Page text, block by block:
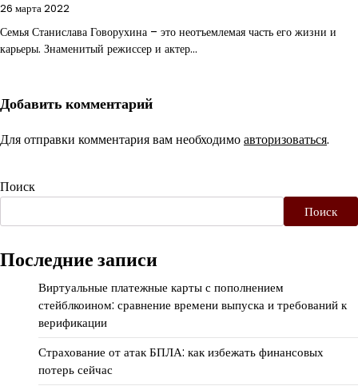
26 марта 2022
Семья Станислава Говорухина – это неотъемлемая часть его жизни и
карьеры. Знаменитый режиссер и актер…
Добавить комментарий
Для отправки комментария вам необходимоавторизоваться.
Поиск
Поиск
Последние записи
Виртуальные платежные карты с пополнением
стейблкоином: сравнение времени выпуска и требований к
верификации
Страхование от атак БПЛА: как избежать финансовых
потерь сейчас